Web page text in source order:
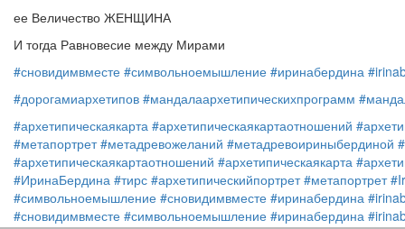
ее Величество ЖЕНЩИНА
И тогда Равновесие между Мирами
#сновидимвместе #символьноемышление #иринабердина
#дорогамиархетипов #мандалаархетипическихпрограмм
#архетипическаякарта #архетипическаякартаотношений
#метапортрет #метадревожеланий #метадревоириныбердиной
#архетипическаякартаотношений #архетипическаякарта
#ИринаБердина #тирс #архетипическийпортрет #метапортрет
#символьноемышление #сновидимвместе #иринабердина
#сновидимвместе #символьноемышление #иринабердина